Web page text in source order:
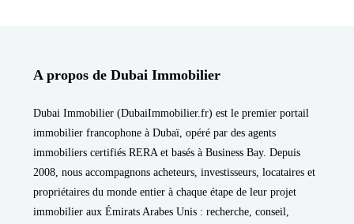
A propos de Dubai Immobilier
Dubai Immobilier (DubaiImmobilier.fr) est le premier portail
immobilier francophone à Dubaï, opéré par des agents
immobiliers certifiés RERA et basés à Business Bay. Depuis
2008, nous accompagnons acheteurs, investisseurs, locataires et
propriétaires du monde entier à chaque étape de leur projet
immobilier aux Émirats Arabes Unis : recherche, conseil,